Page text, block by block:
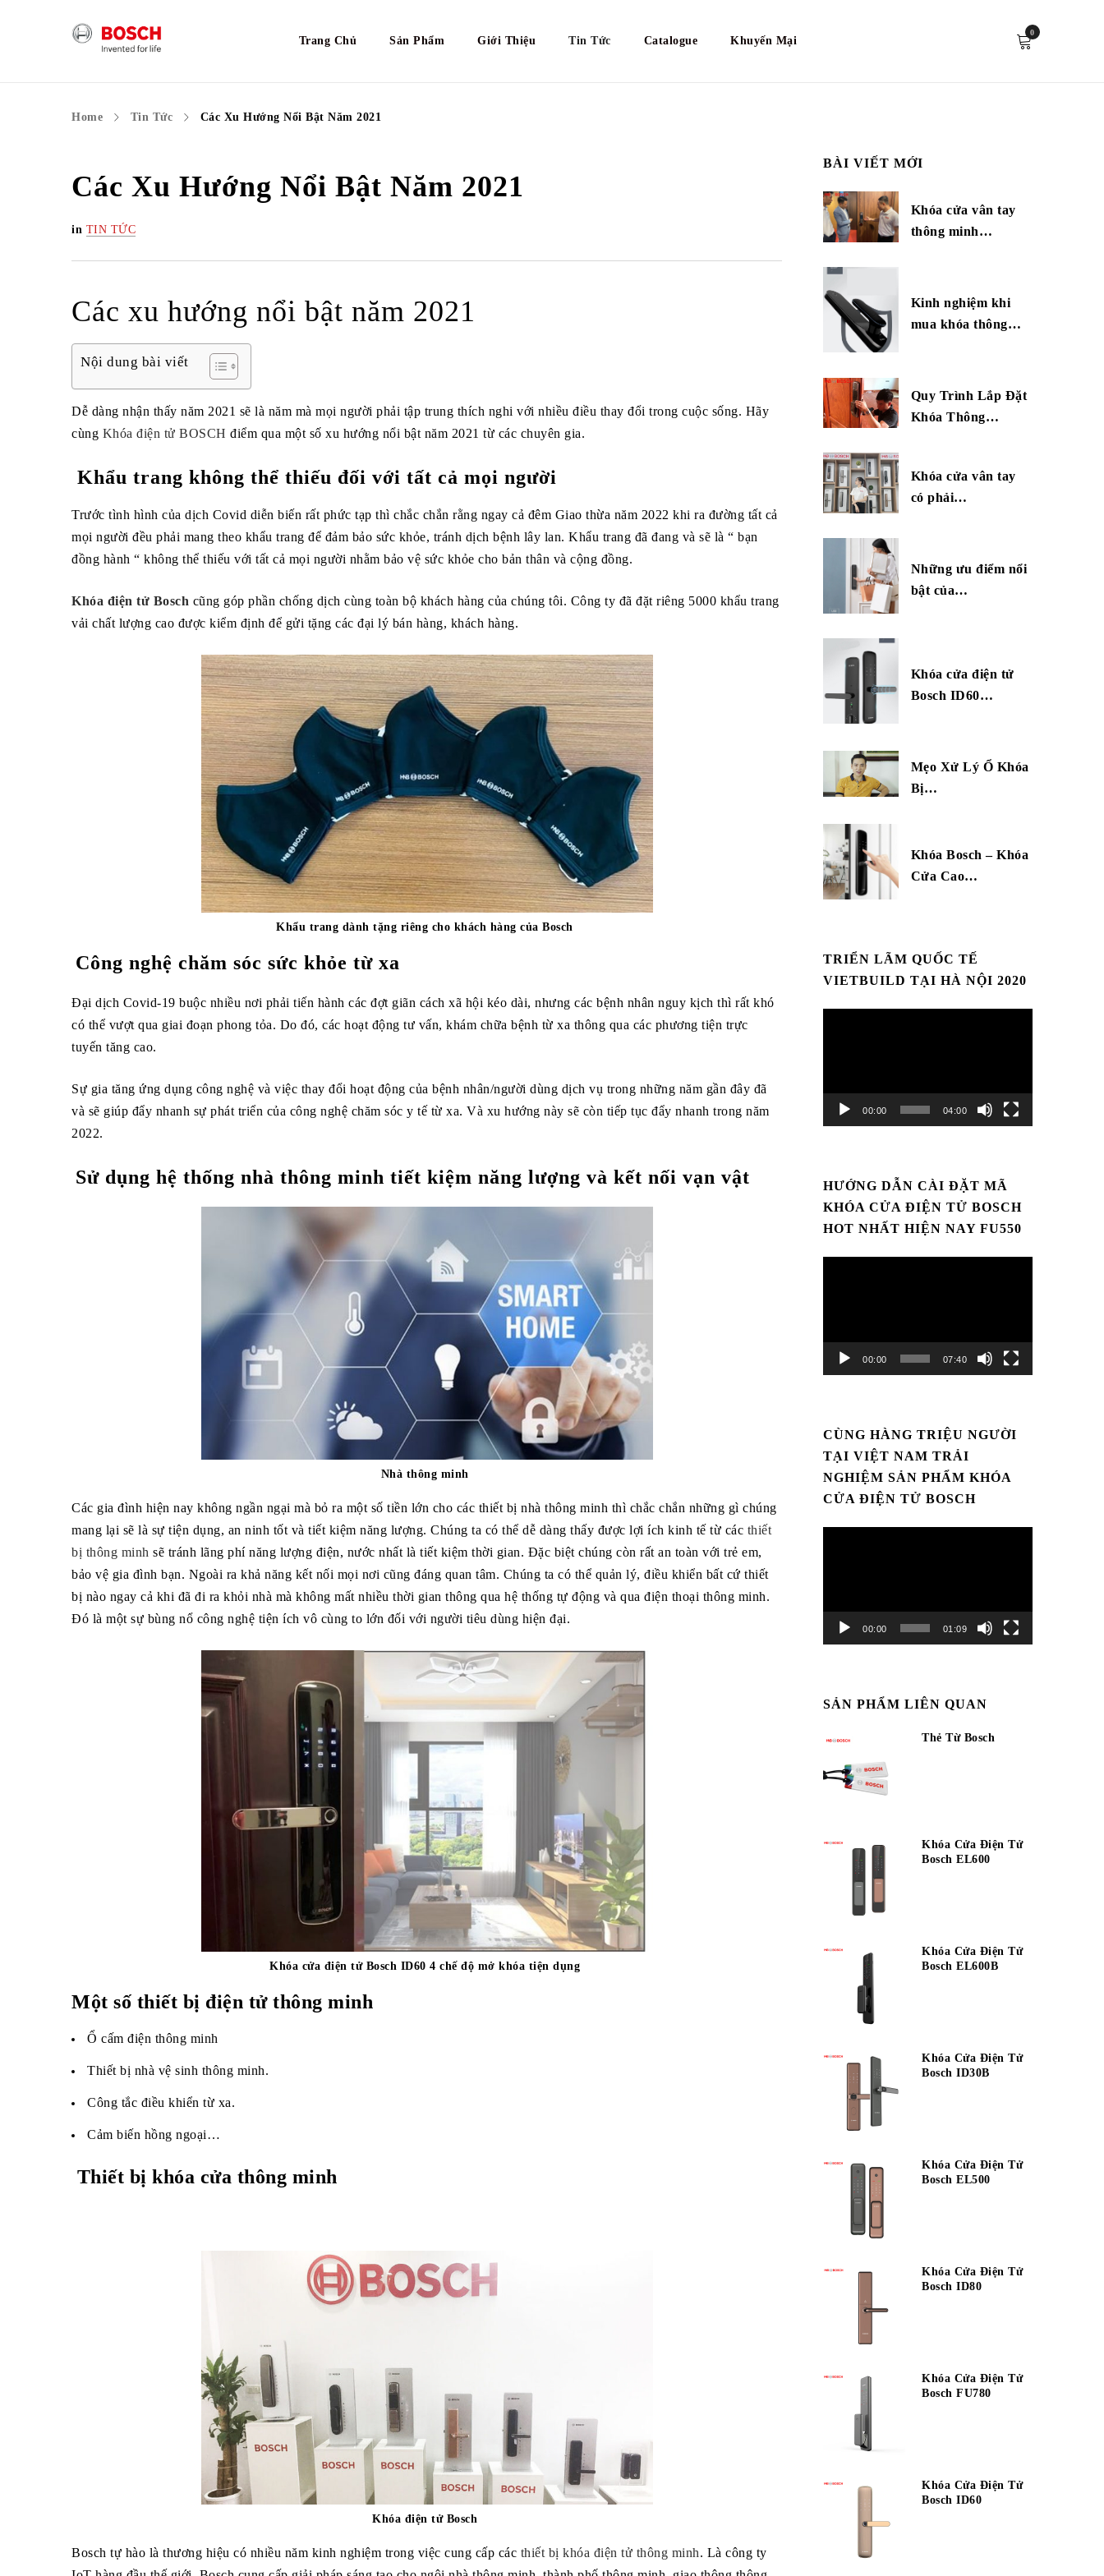
Trang Chủ Sản Phẩm Giới Thiệu Tin Tức Catalogue Khuyến Mại
0
Home Tin Tức Các Xu Hướng Nổi Bật Năm 2021
Các Xu Hướng Nổi Bật Năm 2021
in TIN TỨC
Các xu hướng nổi bật năm 2021
Nội dung bài viết
Dễ dàng nhận thấy năm 2021 sẽ là năm mà mọi người phải tập trung thích nghi với nhiều điều thay đổi trong cuộc sống. Hãy
cùng Khóa điện tử BOSCH điểm qua một số xu hướng nổi bật năm 2021 từ các chuyên gia.
Khẩu trang không thể thiếu đối với tất cả mọi người
Trước tình hình của dịch Covid diễn biến rất phức tạp thì chắc chắn rằng ngay cả đêm Giao thừa năm 2022 khi ra đường tất cả
mọi người đều phải mang theo khẩu trang để đảm bảo sức khỏe, tránh dịch bệnh lây lan. Khẩu trang đã đang và sẽ là “ bạn
đồng hành “ không thể thiếu với tất cả mọi người nhằm bảo vệ sức khỏe cho bản thân và cộng đồng.
Khóa điện tử Bosch cũng góp phần chống dịch cùng toàn bộ khách hàng của chúng tôi. Công ty đã đặt riêng 5000 khẩu trang
vải chất lượng cao được kiểm định để gửi tặng các đại lý bán hàng, khách hàng.
Khẩu trang dành tặng riêng cho khách hàng của Bosch
Công nghệ chăm sóc sức khỏe từ xa
Đại dịch Covid-19 buộc nhiều nơi phải tiến hành các đợt giãn cách xã hội kéo dài, nhưng các bệnh nhân nguy kịch thì rất khó
có thể vượt qua giai đoạn phong tỏa. Do đó, các hoạt động tư vấn, khám chữa bệnh từ xa thông qua các phương tiện trực
tuyến tăng cao.
Sự gia tăng ứng dụng công nghệ và việc thay đổi hoạt động của bệnh nhân/người dùng dịch vụ trong những năm gần đây đã
và sẽ giúp đẩy nhanh sự phát triển của công nghệ chăm sóc y tế từ xa. Và xu hướng này sẽ còn tiếp tục đẩy nhanh trong năm
2022.
Sử dụng hệ thống nhà thông minh tiết kiệm năng lượng và kết nối vạn vật
Nhà thông minh
Các gia đình hiện nay không ngần ngại mà bỏ ra một số tiền lớn cho các thiết bị nhà thông minh thì chắc chắn những gì chúng
mang lại sẽ là sự tiện dụng, an ninh tốt và tiết kiệm năng lượng. Chúng ta có thể dễ dàng thấy được lợi ích kinh tế từ các thiết
bị thông minh sẽ tránh lãng phí năng lượng điện, nước nhất là tiết kiệm thời gian. Đặc biệt chúng còn rất an toàn với trẻ em,
bảo vệ gia đình bạn. Ngoài ra khả năng kết nối mọi nơi cũng đáng quan tâm. Chúng ta có thể quản lý, điều khiển bất cứ thiết
bị nào ngay cả khi đã đi ra khỏi nhà mà không mất nhiều thời gian thông qua hệ thống tự động và qua điện thoại thông minh.
Đó là một sự bùng nổ công nghệ tiện ích vô cùng to lớn đối với người tiêu dùng hiện đại.
Khóa cửa điện tử Bosch ID60 4 chế độ mở khóa tiện dụng
Một số thiết bị điện tử thông minh
Ổ cấm điện thông minh
Thiết bị nhà vệ sinh thông minh.
Công tắc điều khiển từ xa.
Cảm biến hồng ngoại…
Thiết bị khóa cửa thông minh
Khóa điện tử Bosch
Bosch tự hào là thương hiệu có nhiều năm kinh nghiệm trong việc cung cấp các thiết bị khóa điện tử thông minh. Là công ty
BÀI VIẾT MỚI
Khóa cửa vân tay
thông minh…
Kinh nghiệm khi
mua khóa thông…
Quy Trình Lắp Đặt
Khóa Thông…
Khóa cửa vân tay
có phải…
Những ưu điểm nổi
bật của…
Khóa cửa điện tử
Bosch ID60…
Mẹo Xử Lý Ổ Khóa
Bị…
Khóa Bosch – Khóa
Cửa Cao…
TRIỂN LÃM QUỐC TẾ
VIETBUILD TẠI HÀ NỘI 2020
00:00 04:00
HƯỚNG DẪN CÀI ĐẶT MÃ
KHÓA CỬA ĐIỆN TỬ BOSCH
HOT NHẤT HIỆN NAY FU550
00:00 07:40
CÙNG HÀNG TRIỆU NGƯỜI
TẠI VIỆT NAM TRẢI
NGHIỆM SẢN PHẨM KHÓA
CỬA ĐIỆN TỬ BOSCH
00:00 01:09
SẢN PHẨM LIÊN QUAN
Thẻ Từ Bosch
Khóa Cửa Điện Tử
Bosch EL600
Khóa Cửa Điện Tử
Bosch EL600B
Khóa Cửa Điện Tử
Bosch ID30B
Khóa Cửa Điện Tử
Bosch EL500
Khóa Cửa Điện Tử
Bosch ID80
Khóa Cửa Điện Tử
Bosch FU780
Khóa Cửa Điện Tử
Bosch ID60